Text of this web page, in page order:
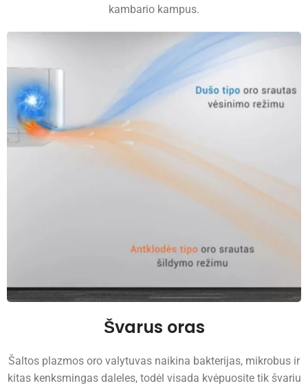
kambario kampus.
Švarus oras
Šaltos plazmos oro valytuvas naikina bakterijas, mikrobus ir
kitas kenksmingas daleles, todėl visada kvėpuosite tik švariu